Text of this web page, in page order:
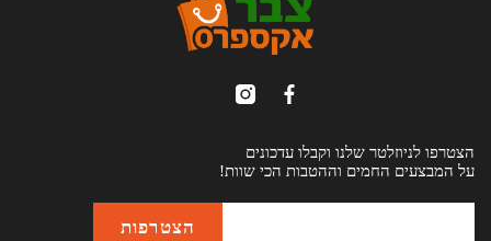
הצטרפו לניוזלטר שלנו וקבלו עדכונים
על המבצעים החמים וההטבות הכי שוות!